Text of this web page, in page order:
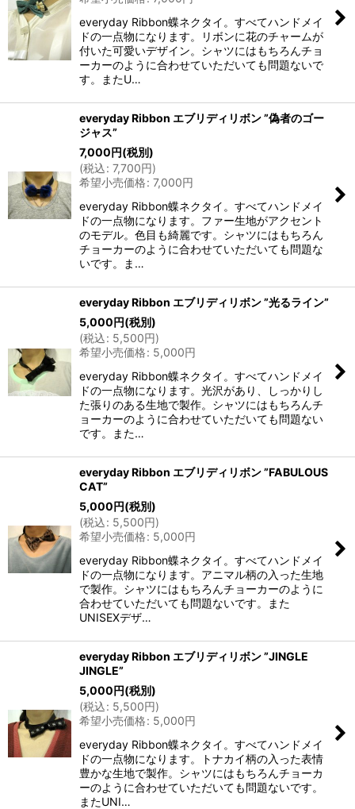
everyday Ribbon蝶ネクタイ。すべてハンドメイ
ドの一点物になります。リボンに花のチャームが
付いた可愛いデザイン。シャツにはもちろんチョ
ーカーのように合わせていただいても問題ないで
す。またU…
everyday Ribbon エブリディリボン ”偽者のゴー
ジャス”
7,000円(税別)
(税込: 7,700円)
希望小売価格: 7,000円
everyday Ribbon蝶ネクタイ。すべてハンドメイ
ドの一点物になります。ファー生地がアクセント
のモデル。色目も綺麗です。シャツにはもちろん
チョーカーのように合わせていただいても問題な
いです。ま…
everyday Ribbon エブリディリボン ”光るライン”
5,000円(税別)
(税込: 5,500円)
希望小売価格: 5,000円
everyday Ribbon蝶ネクタイ。すべてハンドメイ
ドの一点物になります。光沢があり、しっかりし
た張りのある生地で製作。シャツにはもちろんチ
ョーカーのように合わせていただいても問題ない
です。また…
everyday Ribbon エブリディリボン ”FABULOUS
CAT”
5,000円(税別)
(税込: 5,500円)
希望小売価格: 5,000円
everyday Ribbon蝶ネクタイ。すべてハンドメイ
ドの一点物になります。アニマル柄の入った生地
で製作。シャツにはもちろんチョーカーのように
合わせていただいても問題ないです。また
UNISEXデザ…
everyday Ribbon エブリディリボン ”JINGLE
JINGLE”
5,000円(税別)
(税込: 5,500円)
希望小売価格: 5,000円
everyday Ribbon蝶ネクタイ。すべてハンドメイ
ドの一点物になります。トナカイ柄の入った表情
豊かな生地で製作。シャツにはもちろんチョーカ
ーのように合わせていただいても問題ないです。
またUNI…